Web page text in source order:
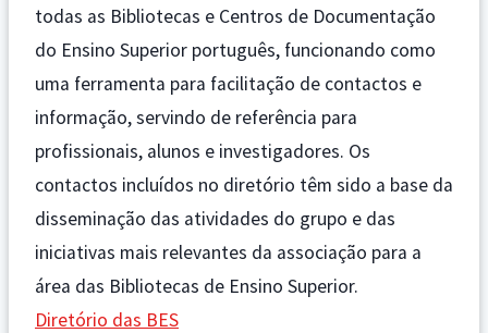
todas as Bibliotecas e Centros de Documentação
do Ensino Superior português, funcionando como
uma ferramenta para facilitação de contactos e
informação, servindo de referência para
profissionais, alunos e investigadores. Os
contactos incluídos no diretório têm sido a base da
disseminação das atividades do grupo e das
iniciativas mais relevantes da associação para a
área das Bibliotecas de Ensino Superior.
Diretório das BES